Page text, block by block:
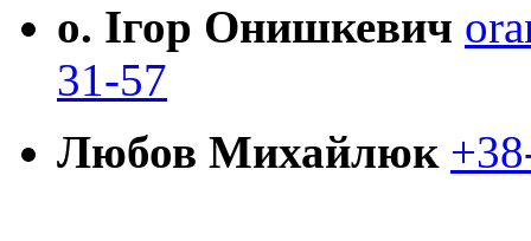
о. Ігор Онишкевич
31-57
Любов Михайлюк